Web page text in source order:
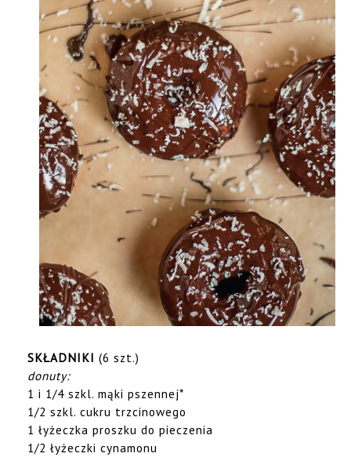
SKŁADNIKI (6 szt.)
donuty:
1 i 1/4 szkl. mąki pszennej*
1/2 szkl. cukru trzcinowego
1 łyżeczka proszku do pieczenia
1/2 łyżeczki cynamonu